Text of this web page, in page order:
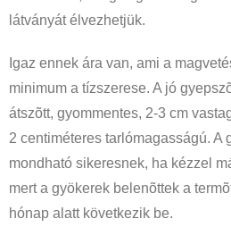
látványát élvezhetjük.
Igaz ennek ára van, ami a
minimum a tízszerese. A jó
átszõtt, gyommentes, 2-3 cm
2 centiméteres tarlómagasságú. A
mondható sikeresnek, ha kézzel
mert a gyökerek belenõttek a
hónap alatt következik be.